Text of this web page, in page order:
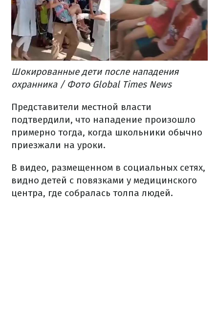
Шокированные дети после нападения
охранника / Фото Global Times News
Представители местной власти
подтвердили, что нападение произошло
примерно тогда, когда школьники обычно
приезжали на уроки.
В видео, размещенном в социальных сетях,
видно детей с повязками у медицинского
центра, где собралась толпа людей.